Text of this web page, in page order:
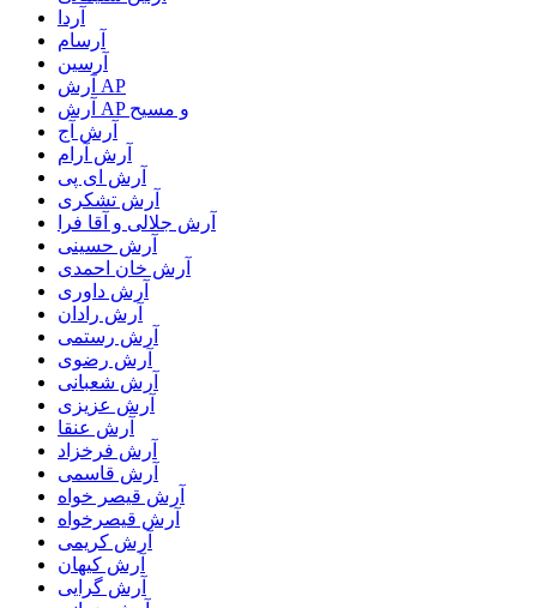
آردا
آرسام
آرسین
آرش AP
آرش AP و مسیح
آرش آج
آرش آرام
آرش ای پی
آرش تشکری
آرش جلالی و آقا فرا
آرش حسینی
آرش خان احمدی
آرش داوری
آرش رادان
آرش رستمى
آرش رضوی
آرش شعبانی
آرش عزیزی
آرش عنقا
آرش فرخزاد
آرش قاسمی
آرش قیصر خواه
آرش قیصرخواه
آرش کریمی
آرش کیهان
آرش گرایی